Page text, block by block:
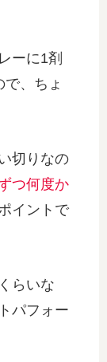
ーに1剤
、ちょ
切りなの
つ何度か
イントで
らいな
パフォー